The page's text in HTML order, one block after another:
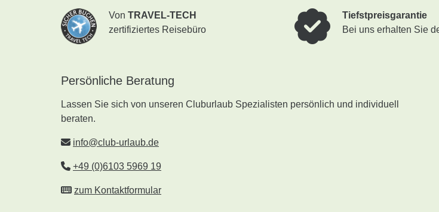
Von TRAVEL-TECH
zertifiziertes Reisebüro
Tiefstpreisgarantie
Bei uns erhalten Sie
Persönliche Beratung
Lassen Sie sich von unseren Cluburlaub Spezialisten persönlich und individuell
beraten.
info@club-urlaub.de
+49 (0)6103 5969 19
zum Kontaktformular